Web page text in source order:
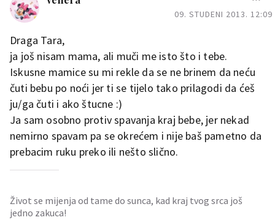
09. STUDENI 2013. 12:09
Draga Tara,
ja još nisam mama, ali muči me isto što i tebe.
Iskusne mamice su mi rekle da se ne brinem da neću
čuti bebu po noći jer ti se tijelo tako prilagodi da ćeš
ju/ga čuti i ako štucne :)
Ja sam osobno protiv spavanja kraj bebe, jer nekad
nemirno spavam pa se okrećem i nije baš pametno da
prebacim ruku preko ili nešto slično.
Život se mijenja od tame do sunca, kad kraj tvog srca još
jedno zakuca!